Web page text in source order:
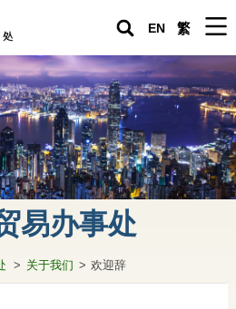
EN 繁
易办事处
> 关于我们 > 欢迎辞